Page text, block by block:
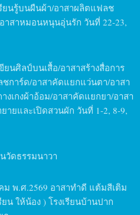
ยนรู้บนผืนผ้า/อาสาผลิตแฟลช
าสาหมอนหนุนอุ่นรัก วันที่ 22-23,
ยนศิลป์บนเสื้อ/อาสาสร้างสื่อการ
การ์ด/อาสาคัดแยกแว่นตา/อาสา
เกงผ้าอ้อม/อาสาคัดแยกยา/อาสา
ายและเปิดสวนผัก วันที่ 1-2, 8-9,
นวัดธรรมนาวา
ม พ.ศ.2569 อาสาทำดี แต้มสีเติม
น ให้น้อง ) โรงเรียนบ้านปาก